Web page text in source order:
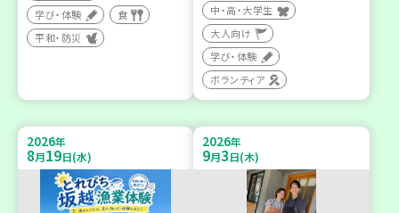
学び・体験
食
平和・防災
中・高・大学生
大人向け
学び・体験
ボランティア
2026年
8月19日(水)
2026年
9月3日(木)